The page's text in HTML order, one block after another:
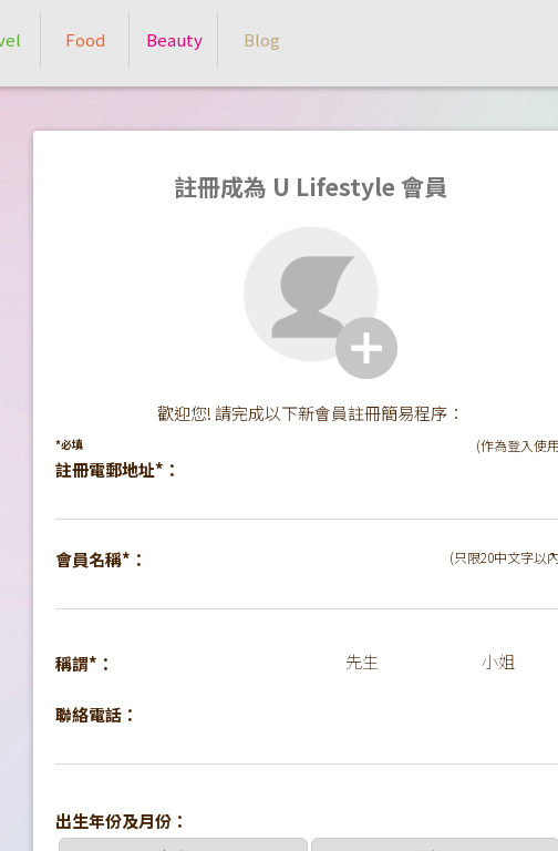
Food Beauty Blog
註冊成為 U Lifestyle 會員
歡迎您! 請完成以下新會員註冊簡易程序：
*必填
註冊電郵地址*：
(作為登入使
會員名稱*： (只限20中文字以
稱謂*： 先生 小姐
聯絡電話：
出生年份及月份：